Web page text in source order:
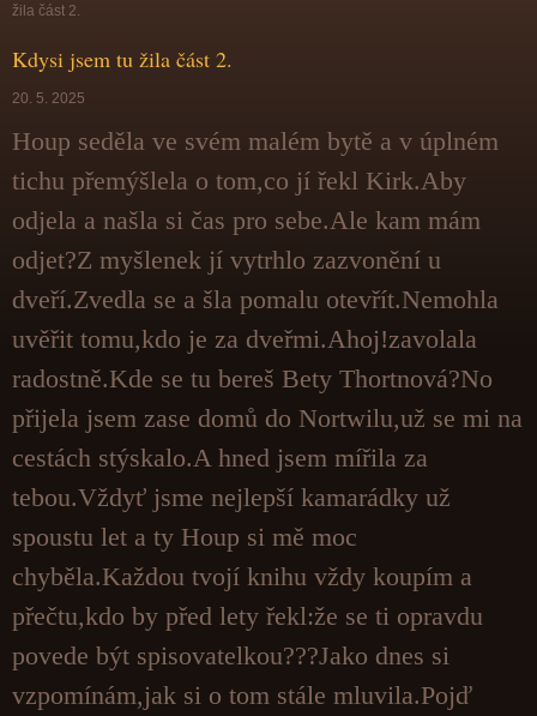
žila část 2.
Kdysi jsem tu žila část 2.
20. 5. 2025
Houp seděla ve svém malém bytě a v úplném
tichu přemýšlela o tom,co jí řekl Kirk.Aby
odjela a našla si čas pro sebe.Ale kam mám
odjet?Z myšlenek jí vytrhlo zazvonění u
dveří.Zvedla se a šla pomalu otevřít.Nemohla
uvěřit tomu,kdo je za dveřmi.Ahoj!zavolala
radostně.Kde se tu bereš Bety Thortnová?No
přijela jsem zase domů do Nortwilu,už se mi na
cestách stýskalo.A hned jsem mířila za
tebou.Vždyť jsme nejlepší kamarádky už
spoustu let a ty Houp si mě moc
chyběla.Každou tvojí knihu vždy koupím a
přečtu,kdo by před lety řekl:že se ti opravdu
povede být spisovatelkou???Jako dnes si
vzpomínám,jak si o tom stále mluvila.Pojď